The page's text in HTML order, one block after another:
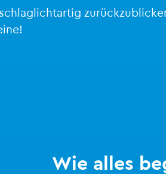
Wie alles